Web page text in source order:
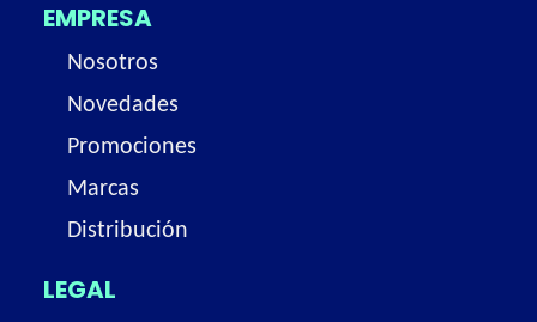
EMPRESA
Nosotros
Novedades
Promociones
Marcas
Distribución
LEGAL